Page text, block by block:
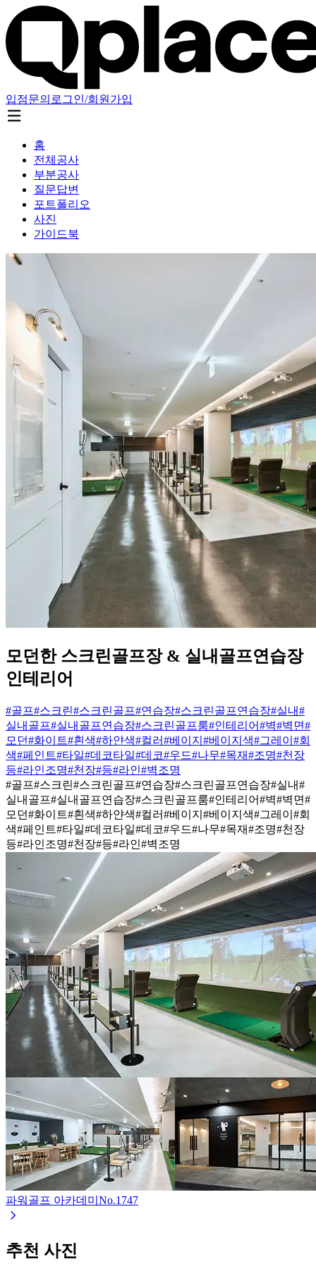
입점문의 로그인/회원가입
홈
전체공사
부분공사
질문답변
포트폴리오
사진
가이드북
모던한 스크린골프장 & 실내골프연습장
인테리어
#골프#스크린#스크린골프#연습장#스크린골프연습장#실내#
실내골프#실내골프연습장#스크린골프룸#인테리어#벽#벽면#
모던#화이트#흰색#하얀색#컬러#베이지 #베이지색#그레이 #회
색#페인트#타일#데코타일#데코#우드#나무#목재#조명#천장
등#라인조명#천장#등#라인#벽조명
#골프#스크린#스크린골프#연습장#스크린골프연습장#실내#
실내골프#실내골프연습장#스크린골프룸#인테리어#벽#벽면#
모던#화이트#흰색#하얀색#컬러#베이지 #베이지색#그레이 #회
색#페인트#타일#데코타일#데코#우드#나무#목재#조명#천장
등#라인조명#천장#등#라인#벽조명
파워골프 아카데미 No.1747
추천 사진